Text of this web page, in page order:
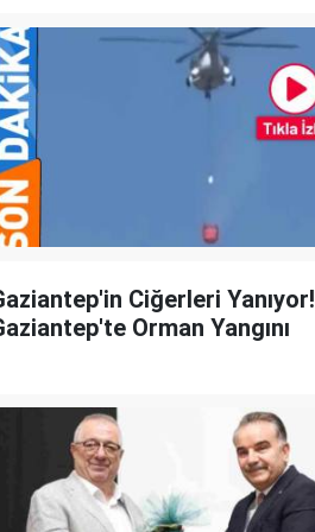
Ciğerleri Yanıyor!
Orman Yangını